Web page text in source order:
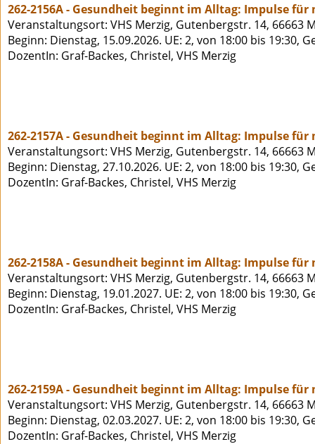
262-2156A - Gesundheit beginnt im Alltag: Impulse für
Veranstaltungsort: VHS Merzig, Gutenbergstr. 14, 66663
Beginn: Dienstag, 15.09.2026. UE: 2, von 18:00 bis 19:30,
DozentIn: Graf-Backes, Christel, VHS Merzig
262-2157A - Gesundheit beginnt im Alltag: Impulse für
Veranstaltungsort: VHS Merzig, Gutenbergstr. 14, 66663
Beginn: Dienstag, 27.10.2026. UE: 2, von 18:00 bis 19:30,
DozentIn: Graf-Backes, Christel, VHS Merzig
262-2158A - Gesundheit beginnt im Alltag: Impulse für
Veranstaltungsort: VHS Merzig, Gutenbergstr. 14, 66663
Beginn: Dienstag, 19.01.2027. UE: 2, von 18:00 bis 19:30,
DozentIn: Graf-Backes, Christel, VHS Merzig
262-2159A - Gesundheit beginnt im Alltag: Impulse für
Veranstaltungsort: VHS Merzig, Gutenbergstr. 14, 66663
Beginn: Dienstag, 02.03.2027. UE: 2, von 18:00 bis 19:30,
DozentIn: Graf-Backes, Christel, VHS Merzig